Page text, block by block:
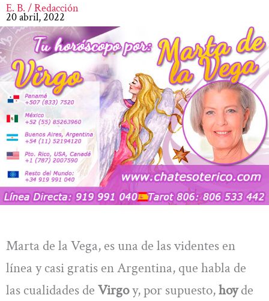
E. B. / Redacción
20 abril, 2022
Marta de la Vega, es una de las videntes en
línea y casi gratis en Argentina, que habla de
las cualidades de Virgoy, por supuesto,hoyde